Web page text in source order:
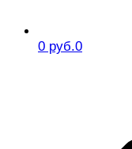
0 руб.0